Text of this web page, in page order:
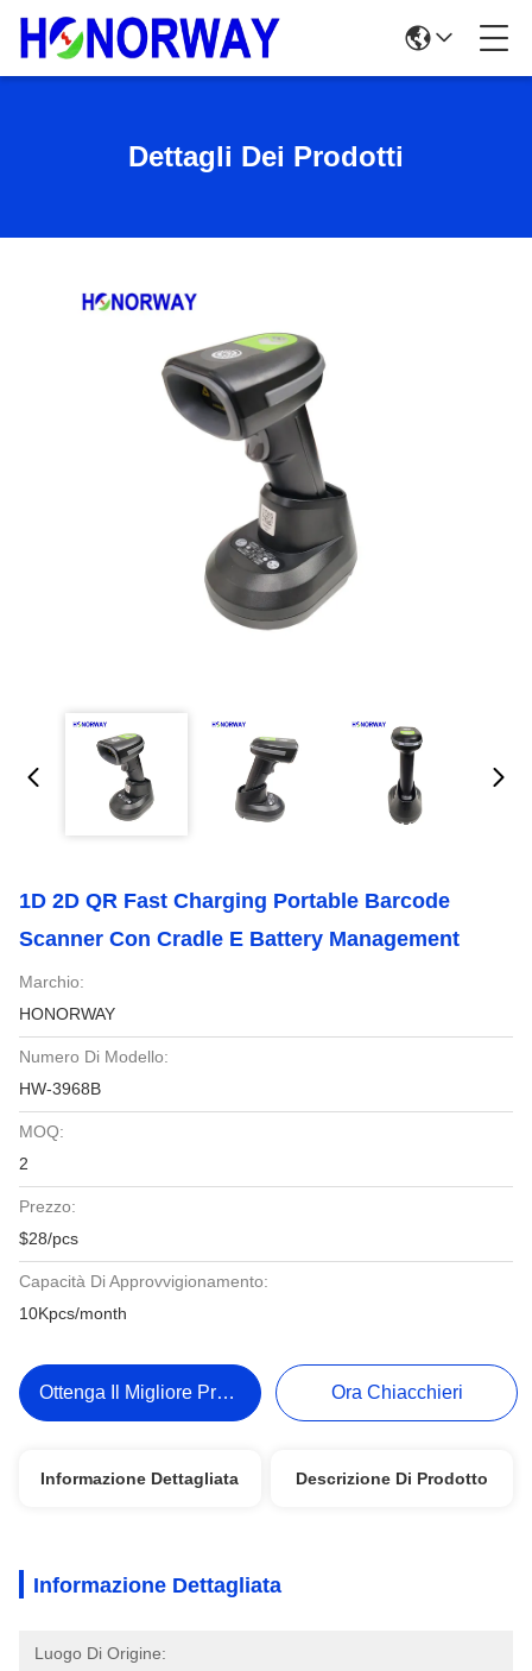
Dettagli Dei Prodotti
1D 2D QR Fast Charging Portable Barcode
Scanner Con Cradle E Battery Management
Marchio:
HONORWAY
Numero Di Modello:
HW-3968B
MOQ:
2
Prezzo:
$28/pcs
Capacità Di Approvvigionamento:
10Kpcs/month
Ottenga Il Migliore Prezzo Ora Chiacchieri
Informazione Dettagliata Descrizione Di Prodotto
Informazione Dettagliata
Luogo Di Origine: